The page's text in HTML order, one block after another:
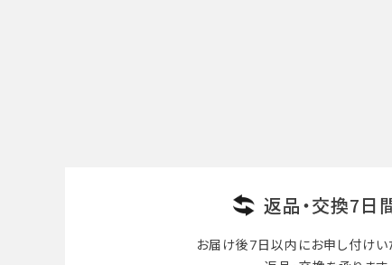
返品・交換7日
お届け後7日以内にお申し付けい